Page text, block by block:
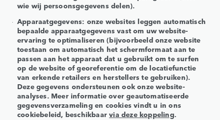
wie wij persoonsgegevens delen).
Apparaatgegevens: onze websites leggen automatisch
bepaalde apparaatgegevens vast om uw website-
ervaring te optimaliseren (bijvoorbeeld onze website
toestaan om automatisch het schermformaat aan te
passen aan het apparaat dat u gebruikt om te surfen
op de website of georeferentie om de locatiefunctie
van erkende retailers en herstellers te gebruiken).
Deze gegevens ondersteunen ook onze website-
analyses. Meer informatie over geautomatiseerde
gegevensverzameling en cookies vindt u in ons
cookiebeleid, beschikbaarvia deze koppeling.